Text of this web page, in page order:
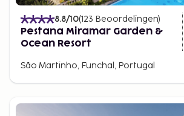
8.8/10(123 Beoordelingen)
Pestana Miramar Garden &
Ocean Resort
São Martinho, Funchal, Portugal